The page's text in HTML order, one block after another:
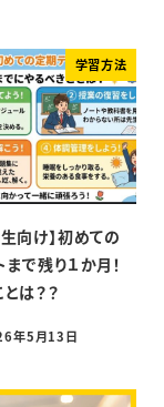
学習方法
向け】初めての
で残り１か月！
は？？
年5月13日